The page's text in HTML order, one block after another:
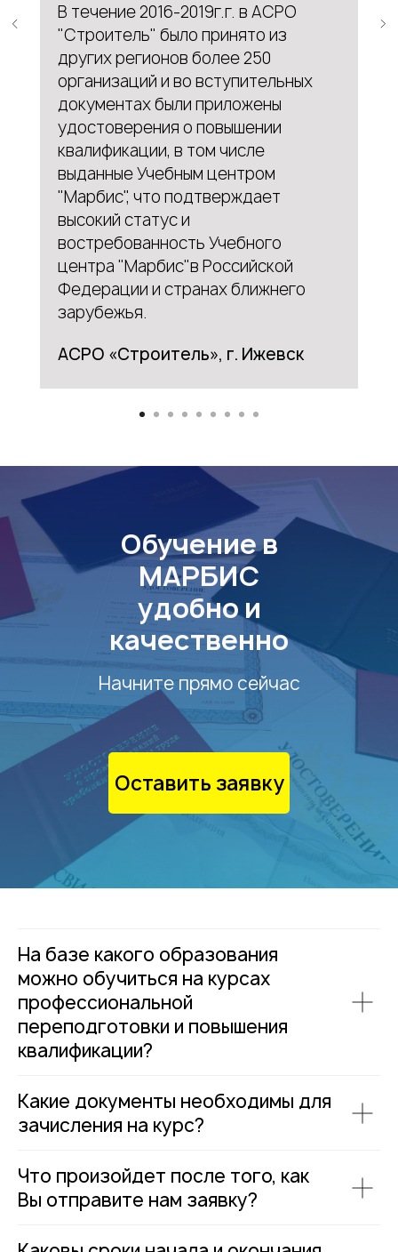
В течение 2016-2019г.г. в АСРО
"Строитель" было принято из
других регионов более 250
организаций и во вступительных
документах были приложены
удостоверения о повышении
квалификации, в том числе
выданные Учебным центром
"Марбис", что подтверждает
высокий статус и
востребованность Учебного
центра "Марбис"в Российской
Федерации и странах ближнего
зарубежья.
АСРО «Строитель», г. Ижевск
Обучение в
МАРБИС
удобно и
качественно
Начните прямо сейчас
Оставить заявку
На базе какого образования
можно обучиться на курсах
профессиональной
переподготовки и повышения
квалификации?
Какие документы необходимы для
зачисления на курс?
Что произойдет после того, как
Вы отправите нам заявку?